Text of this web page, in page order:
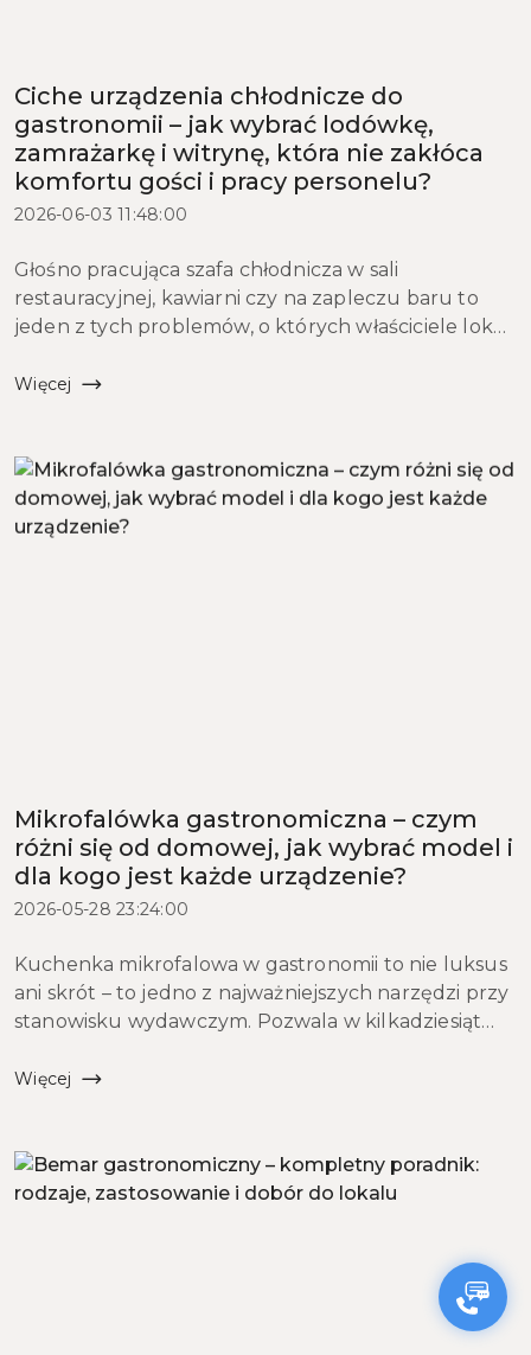
Ciche urządzenia chłodnicze do
gastronomii – jak wybrać lodówkę,
zamrażarkę i witrynę, która nie zakłóca
komfortu gości i pracy personelu?
2026-06-03 11:48:00
Głośno pracująca szafa chłodnicza w sali
restauracyjnej, kawiarni czy na zapleczu baru to
jeden z tych problemów, o których właściciele lokali
sprzętu – i bardzo tego żałują. Rytmiczne buczen...
Więcej
Mikrofalówka gastronomiczna – czym
różni się od domowej, jak wybrać model i
dla kogo jest każde urządzenie?
2026-05-28 23:24:00
Kuchenka mikrofalowa w gastronomii to nie luksus
ani skrót – to jedno z najważniejszych narzędzi przy
stanowisku wydawczym. Pozwala w kilkadziesiąt
danie w ostatniej chwili przed wydaniem. W ...
Więcej